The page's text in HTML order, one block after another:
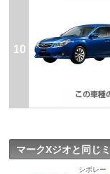
10
マークXジオと同じ
シボレー